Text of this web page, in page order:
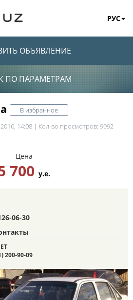
РУС
ОБЪЯВЛЕНИЕ
ПО ПАРАМЕТРАМ
В избранное
14:08 | Кол-во просмотров: 9992
Цена
700 у.е.
06-30
200-90-09